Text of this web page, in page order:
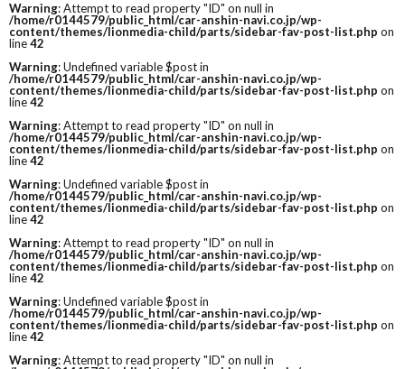
Warning: Attempt to read property "ID" on null in
/home/r0144579/public_html/car-anshin-navi.co.jp/wp-
content/themes/lionmedia-child/parts/sidebar-fav-post-list.php on
line42
Warning: Undefined variable $post in
/home/r0144579/public_html/car-anshin-navi.co.jp/wp-
content/themes/lionmedia-child/parts/sidebar-fav-post-list.php on
line42
Warning: Attempt to read property "ID" on null in
/home/r0144579/public_html/car-anshin-navi.co.jp/wp-
content/themes/lionmedia-child/parts/sidebar-fav-post-list.php on
line42
Warning: Undefined variable $post in
/home/r0144579/public_html/car-anshin-navi.co.jp/wp-
content/themes/lionmedia-child/parts/sidebar-fav-post-list.php on
line42
Warning: Attempt to read property "ID" on null in
/home/r0144579/public_html/car-anshin-navi.co.jp/wp-
content/themes/lionmedia-child/parts/sidebar-fav-post-list.php on
line42
Warning: Undefined variable $post in
/home/r0144579/public_html/car-anshin-navi.co.jp/wp-
content/themes/lionmedia-child/parts/sidebar-fav-post-list.php on
line42
Warning: Attempt to read property "ID" on null in